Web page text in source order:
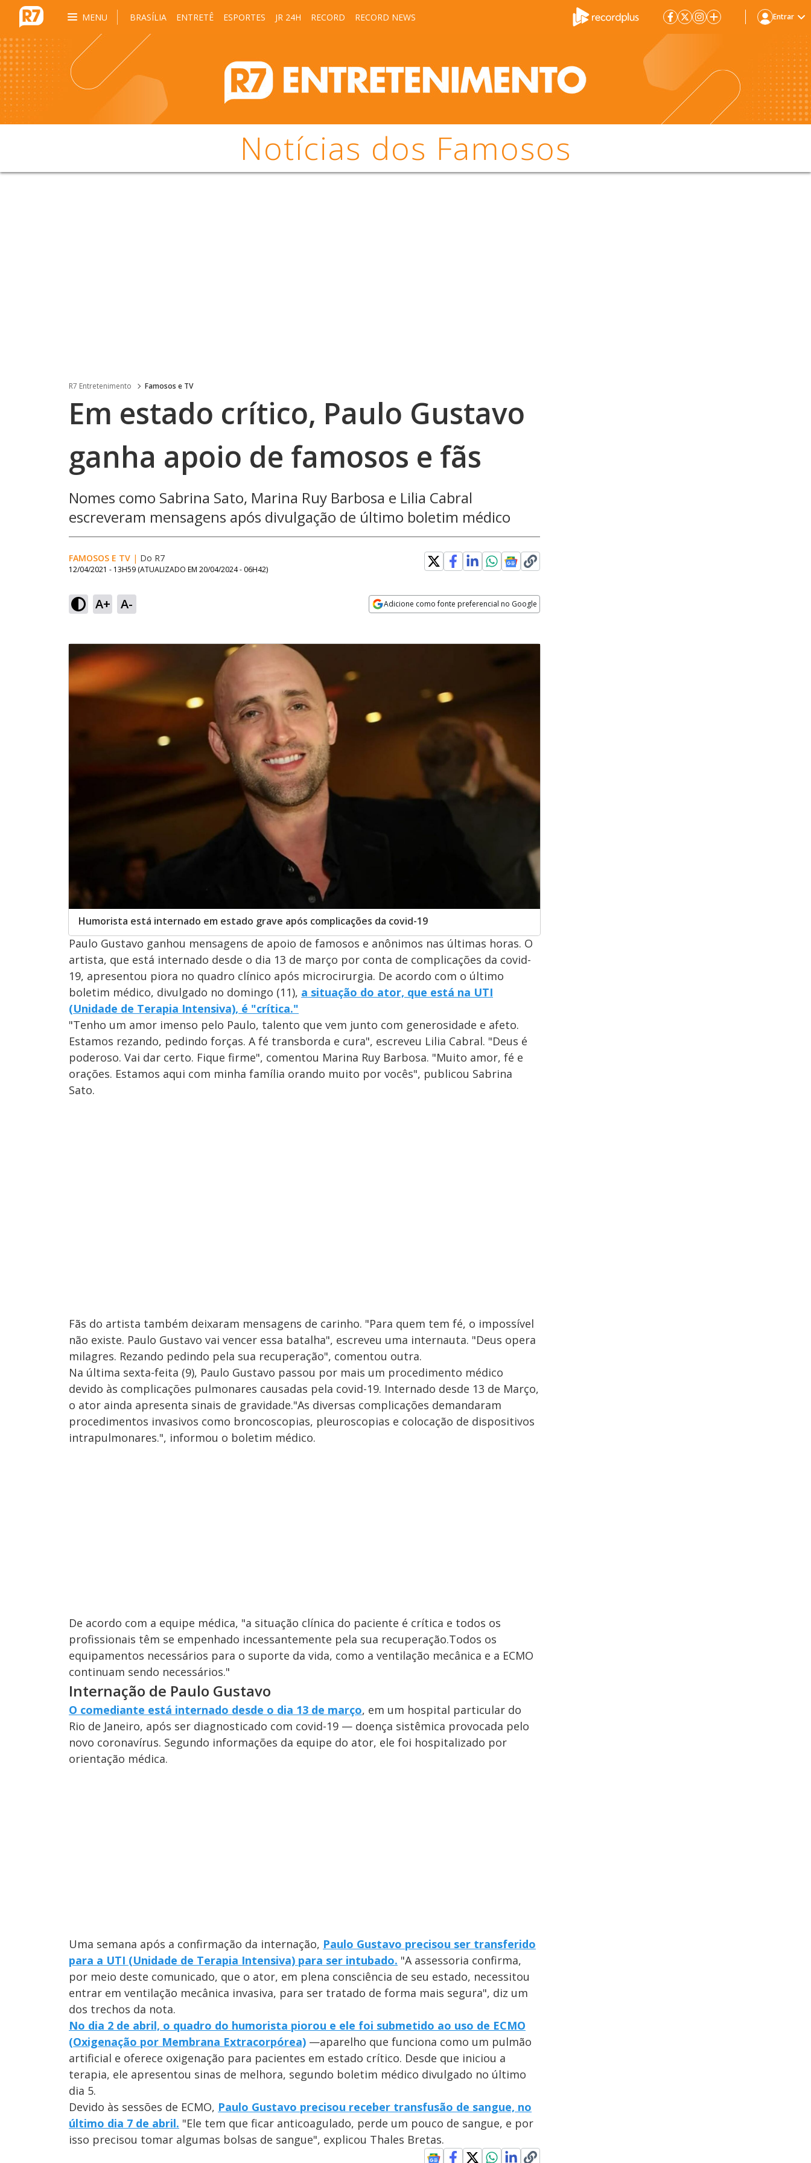
MENU BRASÍLIA ENTRETÊ ESPORTES JR 24H RECORD RECORD NEWS Entrar
Notícias dos Famosos
R7 Entretenimento Famosos e TV
Em estado crítico, Paulo Gustavo
ganha apoio de famosos e fãs
Nomes como Sabrina Sato, Marina Ruy Barbosa e Lilia Cabral
escreveram mensagens após divulgação de último boletim médico
FAMOSOS E TV | Do R7
12/04/2021 - 13H59 (ATUALIZADO EM 20/04/2024 - 06H42)
A+ A- Adicione como fonte preferencial no Google
Humorista está internado em estado grave após complicações da covid-19
Paulo Gustavo ganhou mensagens de apoio de famosos e anônimos nas últimas horas. O
artista, que está internado desde o dia 13 de março por conta de complicações da covid-
19, apresentou piora no quadro clínico após microcirurgia. De acordo com o último
boletim médico, divulgado no domingo (11), a situação do ator, que está na UTI
(Unidade de Terapia Intensiva), é "crítica."
"Tenho um amor imenso pelo Paulo, talento que vem junto com generosidade e afeto.
Estamos rezando, pedindo forças. A fé transborda e cura", escreveu Lilia Cabral. "Deus é
poderoso. Vai dar certo. Fique firme", comentou Marina Ruy Barbosa. "Muito amor, fé e
orações. Estamos aqui com minha família orando muito por vocês", publicou Sabrina
Sato.
Fãs do artista também deixaram mensagens de carinho. "Para quem tem fé, o impossível
não existe. Paulo Gustavo vai vencer essa batalha", escreveu uma internauta. "Deus opera
milagres. Rezando pedindo pela sua recuperação", comentou outra.
Na última sexta-feita (9), Paulo Gustavo passou por mais um procedimento médico
devido às complicações pulmonares causadas pela covid-19. Internado desde 13 de Março,
o ator ainda apresenta sinais de gravidade."As diversas complicações demandaram
procedimentos invasivos como broncoscopias, pleuroscopias e colocação de dispositivos
intrapulmonares.", informou o boletim médico.
De acordo com a equipe médica, "a situação clínica do paciente é crítica e todos os
profissionais têm se empenhado incessantemente pela sua recuperação.Todos os
equipamentos necessários para o suporte da vida, como a ventilação mecânica e a ECMO
continuam sendo necessários."
Internação de Paulo Gustavo
O comediante está internado desde o dia 13 de março, em um hospital particular do
Rio de Janeiro, após ser diagnosticado com covid-19 — doença sistêmica provocada pelo
novo coronavírus. Segundo informações da equipe do ator, ele foi hospitalizado por
orientação médica.
Uma semana após a confirmação da internação, Paulo Gustavo precisou ser transferido
para a UTI (Unidade de Terapia Intensiva) para ser intubado. "A assessoria confirma,
por meio deste comunicado, que o ator, em plena consciência de seu estado, necessitou
entrar em ventilação mecânica invasiva, para ser tratado de forma mais segura", diz um
dos trechos da nota.
No dia 2 de abril, o quadro do humorista piorou e ele foi submetido ao uso de ECMO
(Oxigenação por Membrana Extracorpórea) —aparelho que funciona como um pulmão
artificial e oferece oxigenação para pacientes em estado crítico. Desde que iniciou a
terapia, ele apresentou sinas de melhora, segundo boletim médico divulgado no último
dia 5.
Devido às sessões de ECMO, Paulo Gustavo precisou receber transfusão de sangue, no
último dia 7 de abril. "Ele tem que ficar anticoagulado, perde um pouco de sangue, e por
isso precisou tomar algumas bolsas de sangue", explicou Thales Bretas.